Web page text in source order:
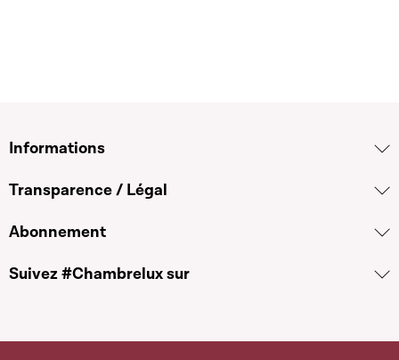
Informations
Transparence / Légal
Abonnement
Suivez #Chambrelux sur